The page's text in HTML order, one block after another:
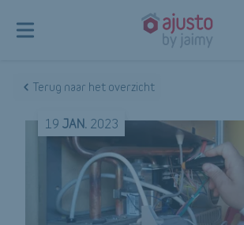
Terug naar het overzicht
19 JAN. 2023